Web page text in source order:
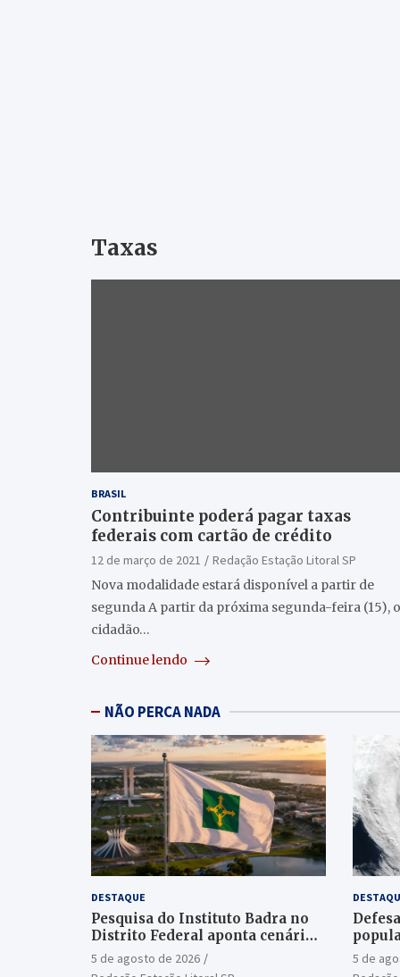
Taxas
BRASIL
Contribuinte poderá pagar taxas
federais com cartão de crédito
12 de março de 2021
Redação Estação Litoral SP
Nova modalidade estará disponível a partir de
segunda A partir da próxima segunda-feira (15), o
cidadão…
Continue lendo
NÃO PERCA NADA
DESTAQUE
Pesquisa do Instituto Badra no
Distrito Federal aponta cenário
aberto para o Senado
5 de agosto de 2026
5 de